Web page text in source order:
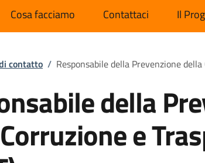
Cosa facciamo Contattaci Il
contatto / Responsabile della Prevenzione
della
e